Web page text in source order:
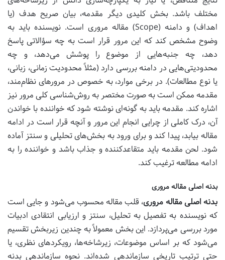
مختلف باشد. بخش کلیدی دیگر مقدمه، بیان صریح هدف (یا
اهداف) و دامنه (Scope) مقاله مروری است. نویسنده باید به
وضوح مشخص کند که این مرور قرار است به چه سؤالاتی پاسخ
دهد، چه جنبه‌هایی از موضوع را پوشش می‌دهد، و چه
محدودیتی‌هایی در دامنه بررسی دارد (مثلاً محدودیت زمانی، زبانی،
یا نوع مطالعات). در برخی موارد، به خصوص در مرورهای نظام‌مند،
مقدمه ممکن است به صورت مختصر به روش‌شناسی کلی مرور نیز
اشاره کند. مقدمه باید به گونه‌ای نوشته شود که خواننده با خواندن
آن، درک کاملی از چرایی انجام این مرور و آنچه قرار است در ادامه
مقاله بیابد، پیدا کند و برای ورود به بخش‌های تحلیلی و سنتز آماده
شود. لحن مقدمه باید متقاعدکننده و جذاب باشد و خواننده را به
ادامه مطالعه ترغیب کند.
بدنه اصلی مقاله مروری
بدنه اصلی مقاله مروری، قلب مقاله محسوب می‌شود و جایی است
که نویسنده به تفصیل به تحلیل، سنتز و ارزیابی انتقادی ادبیات
مورد بررسی می‌پردازد. این بخش معمولاً به چندین زیربخش تقسیم
می‌شود که بر اساس موضوعات، زیرشاخه‌ها، رویکردهای نظری، یا
حتی ترتیب تاریخی سازماندهی شده‌اند. نحوه سازماندهی بدنه